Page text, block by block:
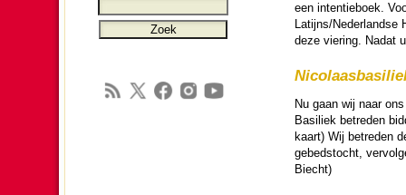
een intentie­boek.
Latijns/Neder­landse
deze vie­ring. Nadat
Nu gaan wij naar
Basiliek betre­den
kaart) Wij betre­den
gebeds­tocht,
Biecht)